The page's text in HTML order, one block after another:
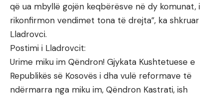
që ua mbyllë gojën keqbërësve në dy komunat, i
rikonfirmon vendimet tona të drejta”, ka shkruar
Lladrovci.
Postimi i Lladrovcit:
Urime miku im Qëndron! Gjykata Kushtetuese e
Republikës së Kosovës i dha vulë reformave të
ndërmarra nga miku im, Qëndron Kastrati, ish